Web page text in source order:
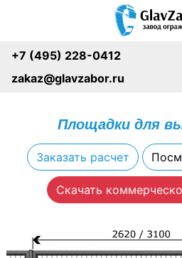
+7 (495) 228-0412
zakaz@glavzabor.ru
Площадки для
Заказать расчет
Скачать